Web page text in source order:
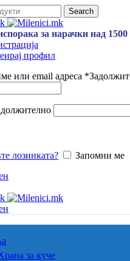
Search
за нарачки над 1500
профил
или email адреса *
лозинката?
Запомни ме
за куче